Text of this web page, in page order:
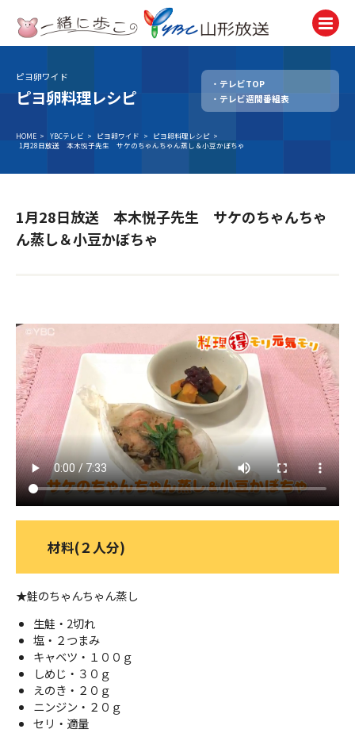
テレビ
TV
ラジオ
Radio
アナウンサー
Announcer
Present
ＹＢＣオンデマンド
やまがた情熱市場
ピヨ卵ワイド
ピヨ卵料理レシピ
テレビTOP
テレビ週間番組表
HOME > YBCテレビ > ピヨ卵ワイド > ピヨ卵料理レシピ >
1月28日放送 本木悦子先生 サケのちゃんちゃん蒸し＆小豆かぼちゃ
1月28日放送 本木悦子先生 サケのちゃんちゃ
ん蒸し＆小豆かぼちゃ
材料(２人分)
★鮭のちゃんちゃん蒸し
生鮭・2切れ
塩・２つまみ
キャベツ・１００ｇ
しめじ・３０ｇ
えのき・２０ｇ
ニンジン・２０ｇ
セリ・適量